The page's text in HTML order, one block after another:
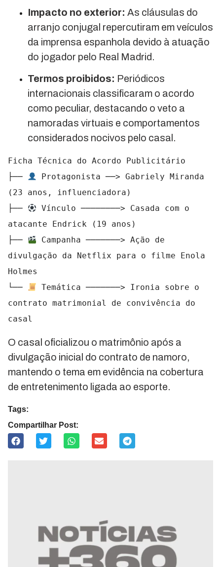
Impacto no exterior: As cláusulas do
arranjo conjugal repercutiram em veículos
da imprensa espanhola devido à atuação
do jogador pelo Real Madrid.
Termos proibidos: Periódicos
internacionais classificaram o acordo
como peculiar, destacando o veto a
namoradas virtuais e comportamentos
considerados nocivos pelo casal.
Ficha Técnica do Acordo Publicitário
├──
Protagonista ──> Gabriely Miranda
(23 anos, influenciadora)
├──
Vínculo ────────> Casada com o
atacante Endrick (19 anos)
├──
Campanha ───────> Ação de
divulgação da Netflix para o filme Enola
Holmes
└──
Temática ───────> Ironia sobre o
contrato matrimonial de convivência do
O casal oficializou o matrimônio após a
divulgação inicial do contrato de namoro,
mantendo o tema em evidência na cobertura
de entretenimento ligada ao esporte.
Tags:
Compartilhar Post: